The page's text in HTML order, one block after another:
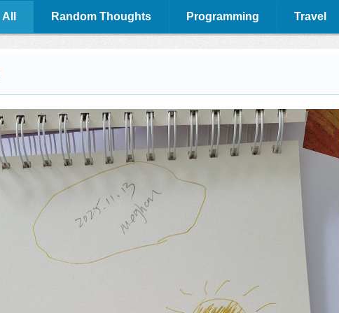
All Random Thoughts Programming Travel